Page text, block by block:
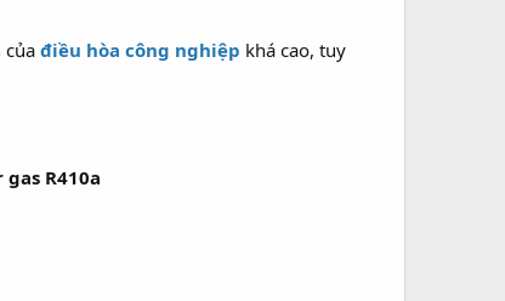
của điều hòa công nghiệp khá cao, tuy
R410a